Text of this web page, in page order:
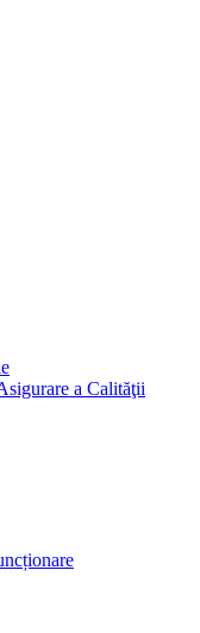
a Calităţii